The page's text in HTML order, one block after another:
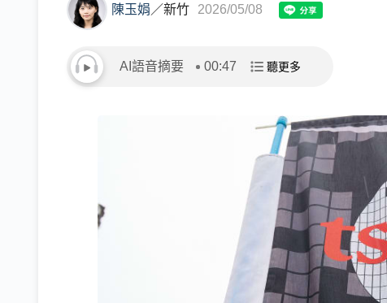
陳玉娟 ／新竹 2026/05/08
AI語音摘要 00:47 聽更多